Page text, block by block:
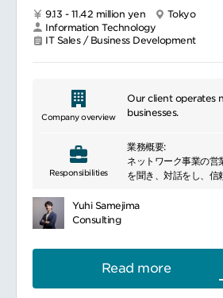
APAC・グローバル本
共有・協働対応
受注後の顧客満足度管
社と日常的に連携
充実した研修・サポー
幅広いキャリアパス
内昇格実績あり
個人の力を最大限発揮
多様性の尊重：国籍・
■取引スタイルの特徴
長期アカウントとして
数国を一括管理
日本拠点でありながら
9.13 - 11.42 million yen
Tokyo
Information Technology
IT Sales / Business Development
Company overview
Our client operates
businesses.
Responsibilities
業務概要:
ネットワーク事業の営
を聞き、対話をし、信
と信頼関係の構築を図
顧客への課題等のヒア
各顧客ごとに営業戦略
Yuhi Samejima
Consulting
Read more